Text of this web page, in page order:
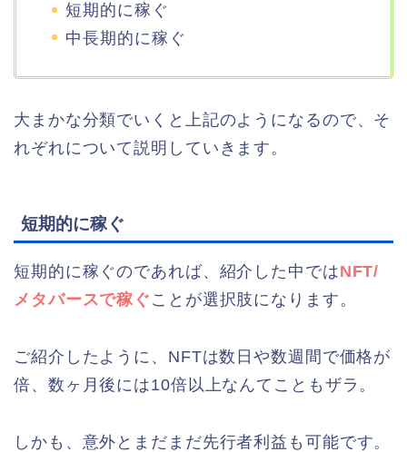
短期的に稼ぐ
中長期的に稼ぐ
大まかな分類でいくと上記のようになるので、そ
れぞれについて説明していきます。
短期的に稼ぐ
短期的に稼ぐのであれば、紹介した中ではNFT/
メタバースで稼ぐ ことが選択肢になります。
ご紹介したように、NFTは数日や数週間で価格が
倍、数ヶ月後には10倍以上なんてこともザラ。
しかも、意外とまだまだ先行者利益も可能です。